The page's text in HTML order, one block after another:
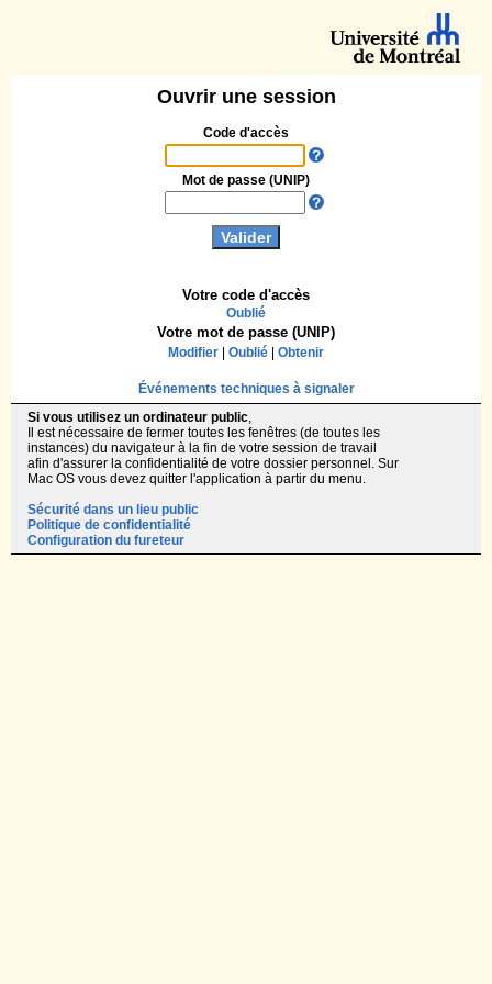
Ouvrir une session
Code d'accès
Votre code d'accès
Oublié
Mot de passe (UNIP)
Votre mot de passe (UNIP)
Modifier Oublié Obtenir
Événements techniques à signaler
Si vous utilisez un ordinateur public,
Il est nécessaire de fermer toutes les fenêtres (de toutes les
instances) du navigateur à la fin de votre session de travail
afin d'assurer la confidentialité de votre dossier personnel. Sur
Mac OS vous devez quitter l'application à partir du menu.
Sécurité dans un lieu public
Politique de confidentialité
Configuration du fureteur